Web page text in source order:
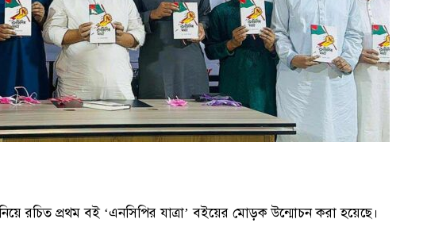
রচিত প্রথম বই ‘এনসিপির যাত্রা’ বইয়ের মোড়ক উন্মোচন করা হয়েছে।